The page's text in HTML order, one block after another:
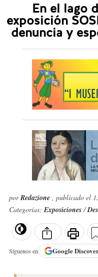
En el lago
exposición
denuncia y
porRedazione , publicado el
Categorías:Exposiciones/
Síguenos en Google